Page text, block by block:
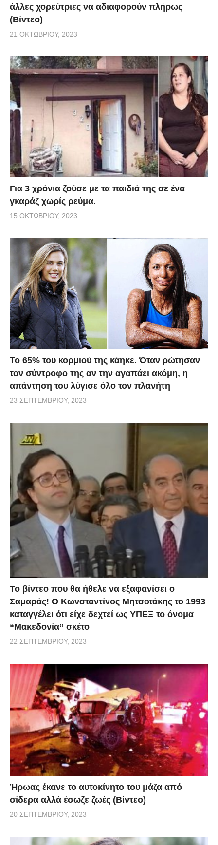
άλλες χορεύτριες να αδιαφορούν πλήρως
(Βίντεο)
21 ΟΚΤΩΒΡΊΟΥ, 2023
Για 3 χρόνια ζούσε με τα παιδιά της σε ένα
γκαράζ χωρίς ρεύμα.
15 ΟΚΤΩΒΡΊΟΥ, 2023
Το 65% του κορμιού της κάηκε. Όταν ρώτησαν
τον σύντροφο της αν την αγαπάει ακόμη, η
απάντηση του λύγισε όλο τον πλανήτη
23 ΣΕΠΤΕΜΒΡΊΟΥ, 2023
Το βίντεο που θα ήθελε να εξαφανίσει ο
Σαμαράς! Ο Κωνσταντίνος Μητσοτάκης το 1993
καταγγέλει ότι είχε δεχτεί ως ΥΠΕΞ το όνομα
“Μακεδονία” σκέτο
22 ΣΕΠΤΕΜΒΡΊΟΥ, 2023
Ήρωας έκανε το αυτοκίνητο του μάζα από
σίδερα αλλά έσωζε ζωές (Βίντεο)
20 ΣΕΠΤΕΜΒΡΊΟΥ, 2023